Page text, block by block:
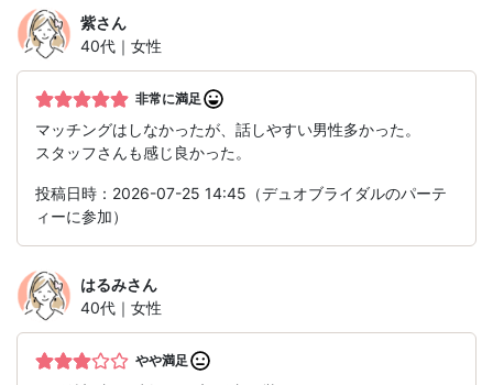
紫さん
40代｜女性
非常に満足
マッチングはしなかったが、話しやすい男性多かった。
スタッフさんも感じ良かった。
投稿日時：2026-07-25 14:45（デュオブライダルのパーテ
ィーに参加）
はるみさん
40代｜女性
やや満足